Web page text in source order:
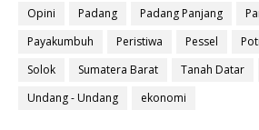
Opini
Padang Padang Panjang
Payakumbuh
Peristiwa Pessel
Solok
Sumatera Barat Tanah Datar
Undang - Undang
ekonomi